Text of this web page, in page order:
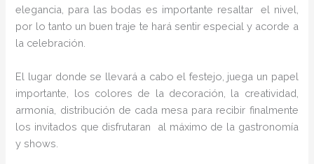
elegancia, para las bodas es importante resaltar el nivel,
por lo tanto un buen traje te hará sentir especial y acorde a
la celebración.
El lugar donde se llevará a cabo el festejo, juega un papel
importante, los colores de la decoración, la creatividad,
armonía, distribución de cada mesa para recibir finalmente
los invitados que disfrutaran al máximo de la gastronomía
y shows.